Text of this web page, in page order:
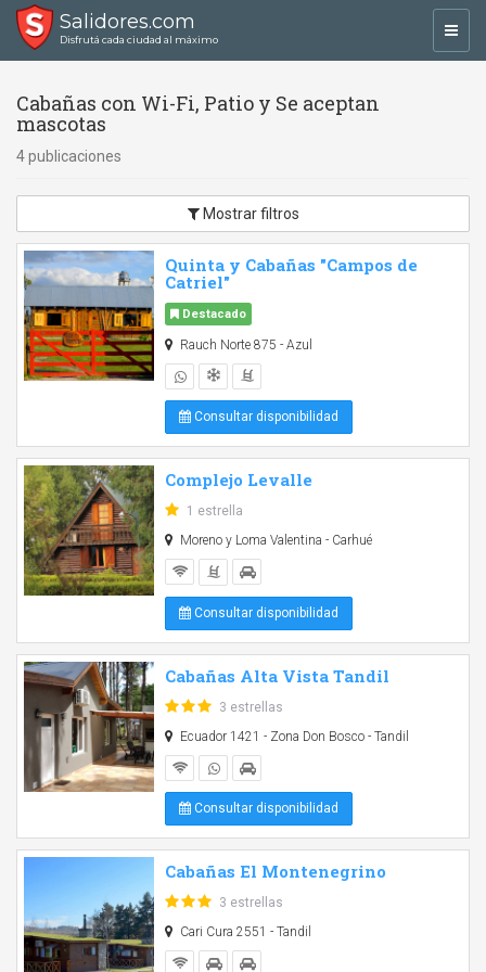
Salidores.com
Disfrutá cada ciudad al máximo
Cabañas con Wi-Fi, Patio y Se aceptan
mascotas
4 publicaciones
Mostrar filtros
Quinta y Cabañas "Campos de
Catriel"
Destacado
Rauch Norte 875 - Azul
Consultar disponibilidad
Complejo Levalle
1 estrella
Moreno y Loma Valentina - Carhué
Consultar disponibilidad
Cabañas Alta Vista Tandil
3 estrellas
Ecuador 1421 - Zona Don Bosco - Tandil
Consultar disponibilidad
Cabañas El Montenegrino
3 estrellas
Cari Cura 2551 - Tandil